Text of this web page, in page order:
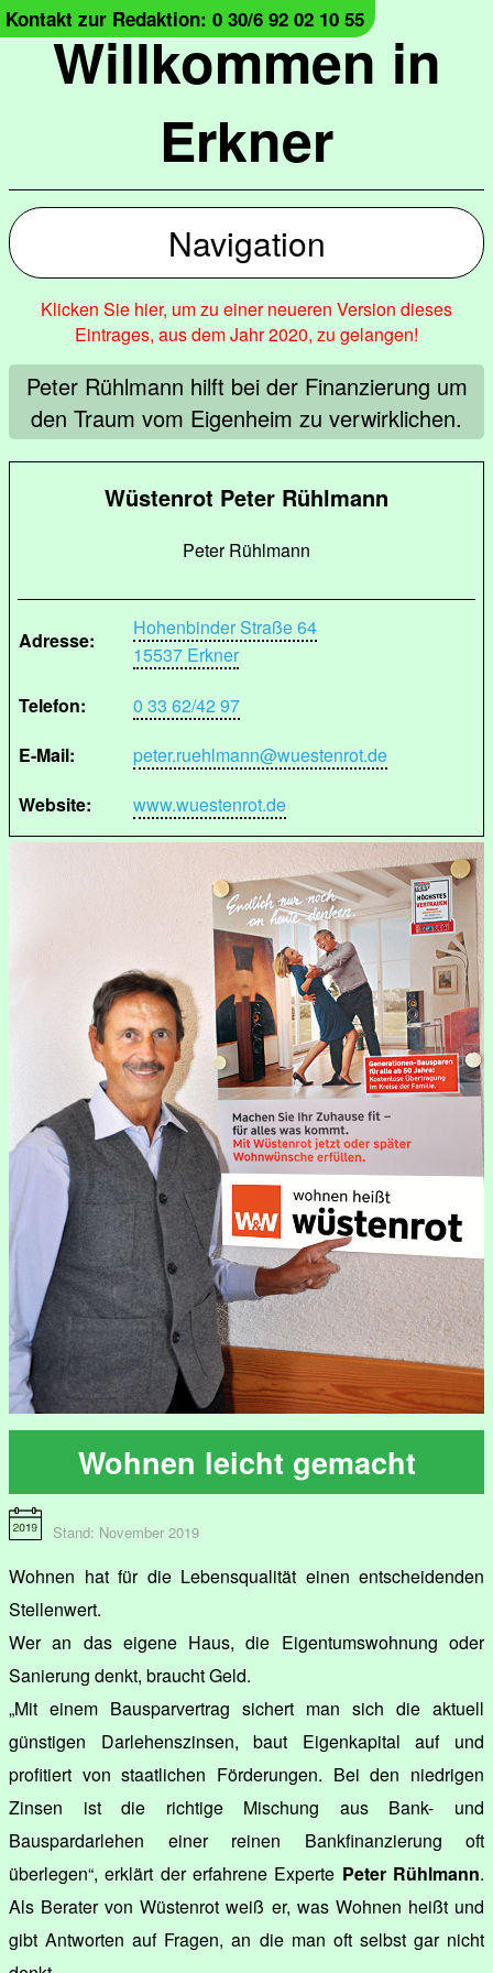
Willkommen in
Erkner
Kontakt zur Redaktion: 0 30/6 92 02 10 55
Navigation
Klicken Sie hier, um zu einer neueren Version dieses
Eintrages, aus dem Jahr 2020, zu gelangen!
Peter Rühlmann hilft bei der Finanzierung um
den Traum vom Eigenheim zu verwirklichen.
Wüstenrot Peter Rühlmann
Peter Rühlmann
Adresse:
Hohenbinder Straße 64
15537 Erkner
Telefon:
0 33 62/42 97
E-Mail:
peter.ruehlmann@wuestenrot.de
Website:
www.wuestenrot.de
Wohnen leicht gemacht
Stand: November 2019
Wohnen hat für die Lebensqualität einen entscheidenden
Stellenwert.
Wer an das eigene Haus, die Eigentumswohnung oder
Sanierung denkt, braucht Geld.
„Mit einem Bausparvertrag sichert man sich die aktuell
günstigen Darlehenszinsen, baut Eigenkapital auf und
profitiert von staatlichen Förderungen. Bei den niedrigen
Zinsen ist die richtige Mischung aus Bank- und
Bauspardarlehen einer reinen Bankfinanzierung oft
überlegen“, erklärt der erfahrene Experte Peter Rühlmann.
Als Berater von Wüstenrot weiß er, was Wohnen heißt und
gibt Antworten auf Fragen, an die man oft selbst gar nicht